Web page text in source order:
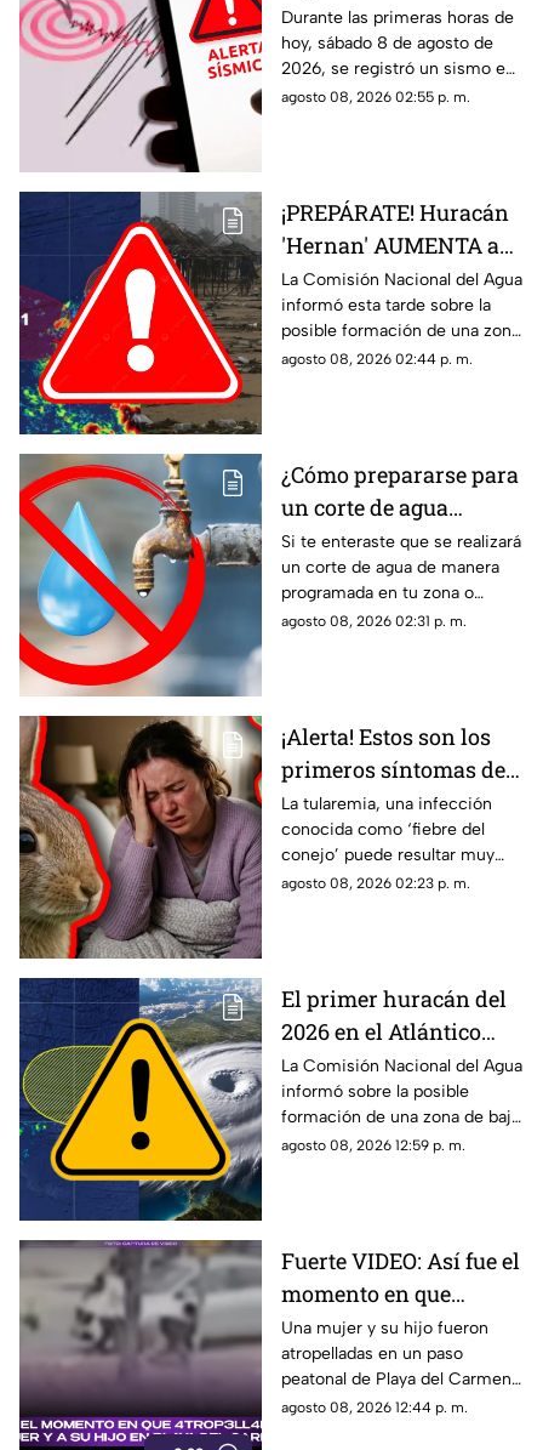
HOY, sábado 8 de
agosto de 2026: ¿Dónde
fue el epicentro del
temblor de este día?
Durante las primeras horas de
hoy, sábado 8 de agosto de
2026, se registró un sismo en
México. Te decimos en donde
agosto 08, 2026 02:55 p. m.
¡PREPÁRATE! Huracán
'Hernan' AUMENTA a
70% su probabilidad de
desarrollo y esta es la
ubicación exacta del
potencial ciclón
La Comisión Nacional del Agua
informó esta tarde sobre la
posible formación de una zona
de baja presión con potencial
agosto 08, 2026 02:44 p. m.
¿Cómo prepararse para
un corte de agua
programado? Esto
puedes hacer ante la
suspensión del servicio
Si te enteraste que se realizará
un corte de agua de manera
programada en tu zona o
simplemente de quedaste sin
agosto 08, 2026 02:31 p. m.
¡Alerta! Estos son los
primeros síntomas de
la ‘fiebre del conejo’ y lo
que debes saber sobre
el contagio de
tularemia
La tularemia, una infección
conocida como ‘fiebre del
conejo’ puede resultar muy
grave y aquí te compartimos
agosto 08, 2026 02:23 p. m.
El primer huracán del
2026 en el Atlántico
podría formarse en 7
días: ¿Cuál es la
probabilidad de
desarrollo ciclónico?
La Comisión Nacional del Agua
informó sobre la posible
formación de una zona de baja
presión en el Atlántico, misma
agosto 08, 2026 12:59 p. m.
Fuerte VIDEO: Así fue el
momento en que
4tr0p3ll4n a una mujer
y a su hijo en un paso
peatonal de Playa del
Carmen
Una mujer y su hijo fueron
atropelladas en un paso
peatonal de Playa del Carmen.
Cámara de seguridad captó el
agosto 08, 2026 12:44 p. m.